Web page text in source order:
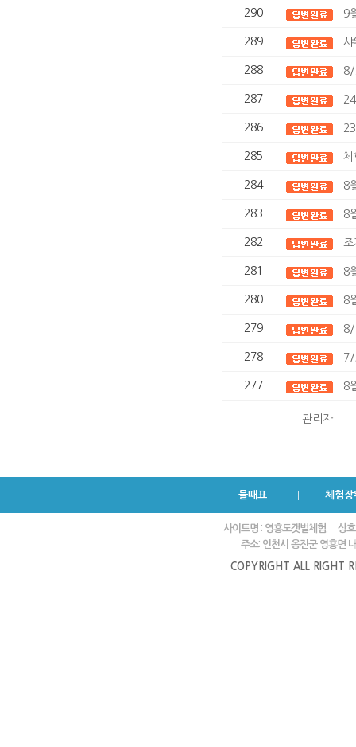
290 9
289
288 8/
287
286
285 체
284 8
283 8
282
281 8
280 8
279 8/
278 7/
277 8
관리자
물때표 체험장
사이트명 : 영흥도갯벌체험.
상
주소: 인천시 옹진군 영흥면
COPYRIGHT ALL RIGHT